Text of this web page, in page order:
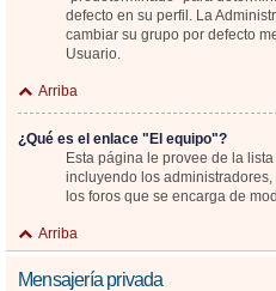
defecto en su perfil. La
cambiar su grupo por defecto
Usuario.
Arriba
¿Qué es el enlace "El equipo"?
Esta página le provee de la
incluyendo los
los foros que se encarga de
Arriba
Mensajería privada